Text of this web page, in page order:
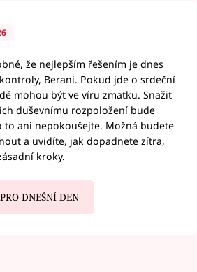
že nejlepším řešením je dnes
Berani. Pokud jde o srdeční
mohou být ve víru zmatku. Snažit
duševnímu rozpoložení bude
to ani nepokoušejte. Možná budete
a uvidíte, jak dopadnete zítra,
kroky.
DNEŠNÍ DEN